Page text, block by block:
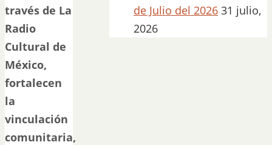
través de La
Radio
Cultural de
México,
fortalecen
la
vinculación
comunitaria,
de Julio del 2026 31 julio,
2026